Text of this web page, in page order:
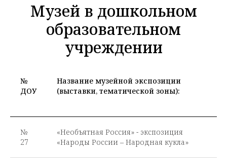
Музей в дошкольном
образовательном
учреждении
№
ДОУ
Название музейной экспозиции
(выставки, тематической зоны):
№
27
«Необъятная Россия» - экспозиция
«Народы России – Народная кукла»